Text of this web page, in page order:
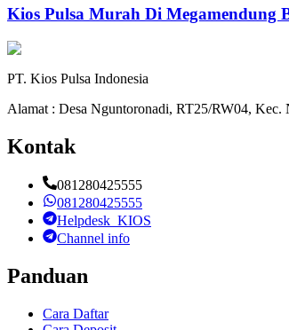
Kios Pulsa Murah Di Megamendung
PT. Kios Pulsa Indonesia
Alamat : Desa Nguntoronadi, RT25/RW04,
Kontak
081280425555
081280425555
Helpdesk_KIOS
Channel info
Panduan
Cara Daftar